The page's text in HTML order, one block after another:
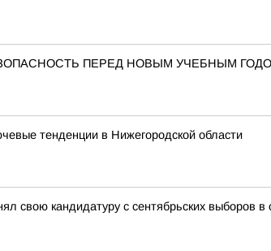
ПЕРЕД НОВЫМ УЧЕБНЫМ
тенденции в Нижегородской области
свою кандидатуру с сентябрьских выборов